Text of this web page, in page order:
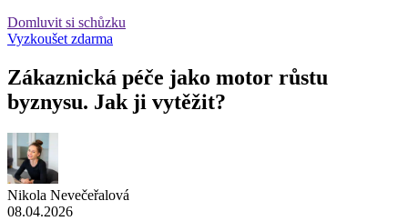
Domluvit si schůzku
Vyzkoušet zdarma
Zákaznická péče jako motor růstu
byznysu. Jak ji vytěžit?
Nikola Nevečeřalová
08.04.2026